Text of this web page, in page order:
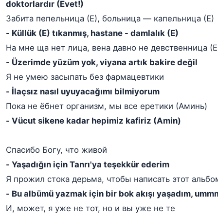
doktorlardır (Evet!)
Забита пепельница (Е), больница — капельница (Е)
- Küllük (E) tıkanmış, hastane - damlalık (E)
На мне ща нет лица, вена давно не девственница
- Üzerimde yüzüm yok, viyana artık bakire değil
Я не умею засыпать без фармацевтики
- İlaçsız nasıl uyuyacağımı bilmiyorum
Пока не ёбнет организм, мы все еретики (Аминь)
- Vücut sikene kadar hepimiz kafiriz (Amin)
Спасибо Богу, что живой
- Yaşadığın için Tanrı'ya teşekkür ederim
Я прожил стока дерьма, чтобы написать этот
- Bu albümü yazmak için bir bok akışı yaşadım,
И, может, я уже не тот, но и вы уже не те